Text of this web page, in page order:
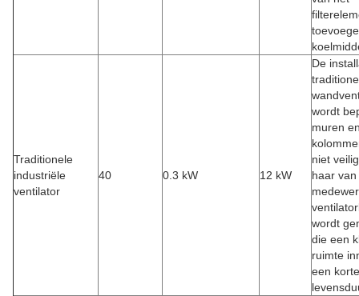
Traditionele
industriële
ventilator
40 0.3 kW 12 kW
De
wordt
muren
niet
haar van
wordt
die een
ruimte
een korte